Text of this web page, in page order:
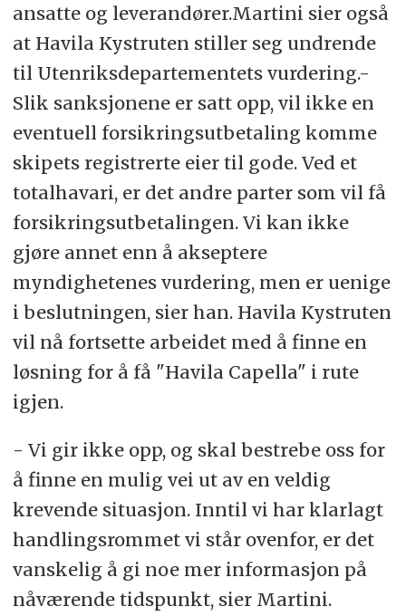
ansatte og leverandører.Martini sier også
at Havila Kystruten stiller seg undrende
til Utenriksdepartementets vurdering.-
Slik sanksjonene er satt opp, vil ikke en
eventuell forsikringsutbetaling komme
skipets registrerte eier til gode. Ved et
totalhavari, er det andre parter som vil få
forsikringsutbetalingen. Vi kan ikke
gjøre annet enn å akseptere
myndighetenes vurdering, men er uenige
i beslutningen, sier han. Havila Kystruten
vil nå fortsette arbeidet med å finne en
løsning for å få "Havila Capella" i rute
igjen.
- Vi gir ikke opp, og skal bestrebe oss for
å finne en mulig vei ut av en veldig
krevende situasjon. Inntil vi har klarlagt
handlingsrommet vi står ovenfor, er det
vanskelig å gi noe mer informasjon på
nåværende tidspunkt, sier Martini.